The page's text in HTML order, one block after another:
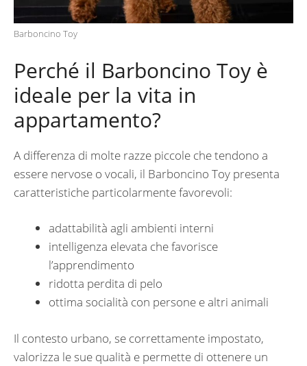
Barboncino Toy
Perché il Barboncino Toy è
ideale per la vita in
appartamento?
A differenza di molte razze piccole che tendono a
essere nervose o vocali, il Barboncino Toy presenta
caratteristiche particolarmente favorevoli:
adattabilità agli ambienti interni
intelligenza elevata che favorisce
l’apprendimento
ridotta perdita di pelo
ottima socialità con persone e altri animali
Il contesto urbano, se correttamente impostato,
valorizza le sue qualità e permette di ottenere un